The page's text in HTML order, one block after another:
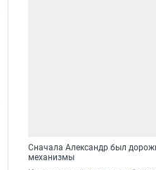
Сначала Александр был
механизмы